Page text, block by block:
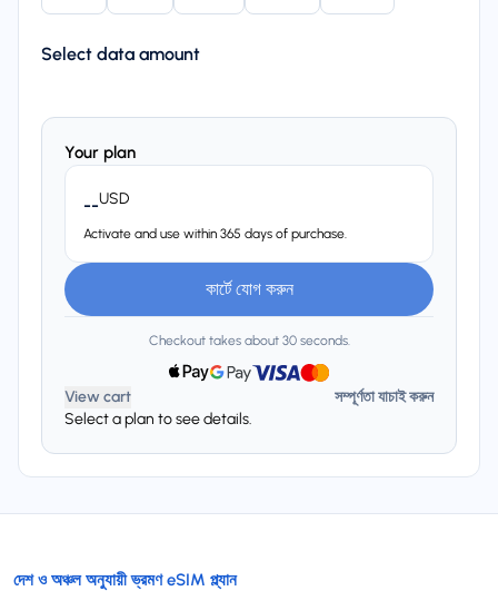
Select data amount
Your plan
--USD
Activate and use within 365 days of purchase.
কার্টে যোগ করুন
Checkout takes about 30 seconds.
View cart
সম্পূর্ণতা যাচাই করুন
Select a plan to see details.
দেশ ও অঞ্চল অনুযায়ী ভ্রমণ eSIM প্ল্যান